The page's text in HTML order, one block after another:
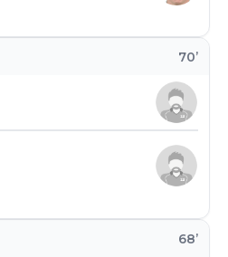
68’
70’